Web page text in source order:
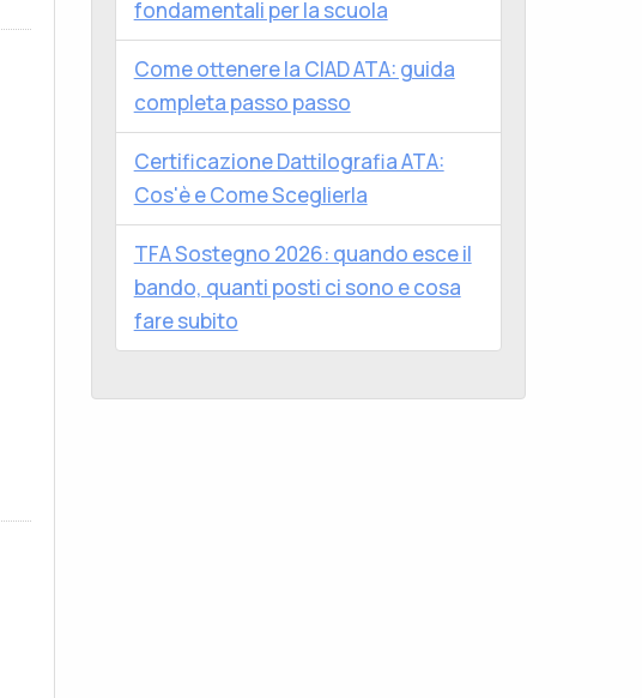
fondamentali per la scuola
Come ottenere la CIAD ATA: guida
completa passo passo
Certificazione Dattilografia ATA:
Cos'è e Come Sceglierla
TFA Sostegno 2026: quando esce il
bando, quanti posti ci sono e cosa
fare subito